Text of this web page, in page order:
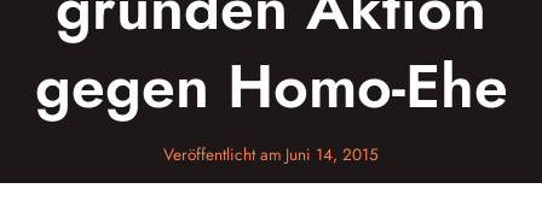
gegen Homo-Ehe
Veröffentlicht am Juni 14, 2015